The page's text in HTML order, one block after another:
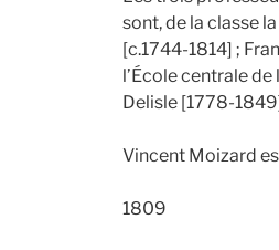
sont, de la classe
[c.1744-1814] ;
l’École centrale
Delisle [1778-
Vincent Moizard
1809